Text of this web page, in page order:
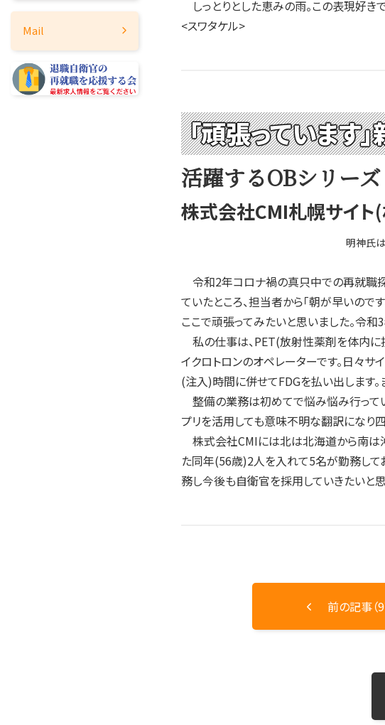
2012年
2011年
2009年
2008年
Mail
しっとりとした恵みの雨。この表現好き
<スワタケル>
「頑張っています
活躍するOBシリーズ
株式会社CMI札幌サイ
明神氏
令和2年コロナ禍の真只中での再就職探
ていたところ、担当者から「朝が早いの
ここで頑張ってみたいと思いました。令
私の仕事は、PET(放射性薬剤を体内
イクロトロンのオペレーターです。日々
(注入)時間に併せてFDGを払い出します
整備の業務は初めてで悩み悩み行って
プリを活用しても意味不明な翻訳になり
株式会社CMIには北は北海道から南は
た同年(56歳)2人を入れて5名が勤務して
務し今後も自衛官を採用していきたいと
前の記事（